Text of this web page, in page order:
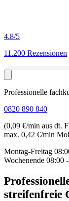
4.8/5
11.200 Rezensionen
Professionelle
0820 890 840
(0,09 €/min aus dt.
max. 0,42 €/min
Montag-Freitag
Wochenende 08:00
streifenfreie